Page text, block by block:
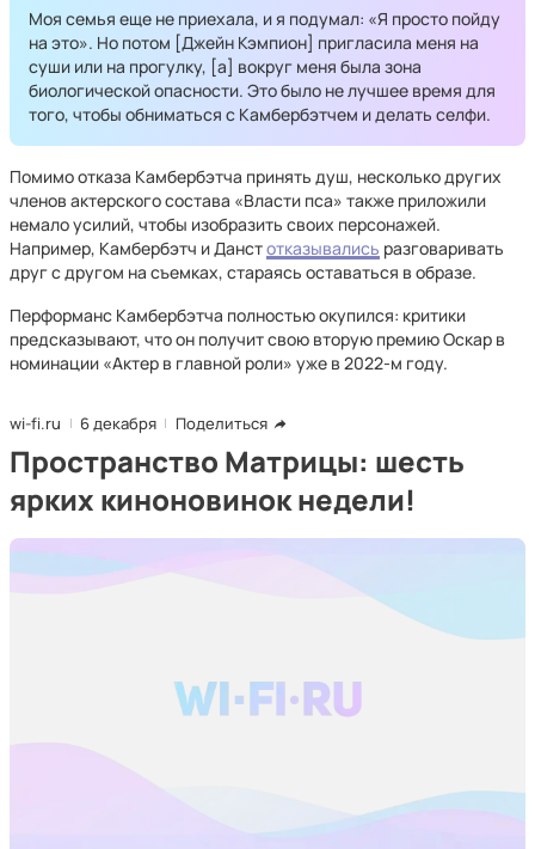
Моя семья еще не приехала, и я подумал: «Я просто пойду
на это». Но потом [Джейн Кэмпион] пригласила меня на
суши или на прогулку, [a] вокруг меня была зона
биологической опасности. Это было не лучшее время для
того, чтобы обниматься с Камбербэтчем и делать селфи.
Помимо отказа Камбербэтча принять душ, несколько других
членов актерского состава «Власти пса» также приложили
немало усилий, чтобы изобразить своих персонажей.
Например, Камбербэтч и Данстотказывались разговаривать
друг с другом на съемках, стараясь оставаться в образе.
Перформанс Камбербэтча полностью окупился: критики
предсказывают, что он получит свою вторую премию Оскар в
номинации «Актер в главной роли» уже в 2022-м году.
wi-fi.ru 6 декабря Поделиться
Пространство Матрицы: шесть
ярких киноновинок недели!